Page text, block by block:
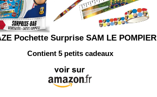
Pochette Surprise SAM LE POMPIER
Contient 5 petits cadeaux